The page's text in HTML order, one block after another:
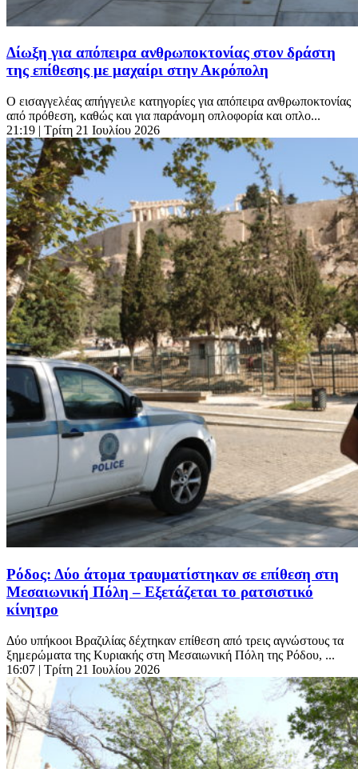
Δίωξη για απόπειρα ανθρωποκτονίας στον δράστη
της επίθεσης με μαχαίρι στην Ακρόπολη
Ο εισαγγελέας απήγγειλε κατηγορίες για απόπειρα ανθρωποκτονίας
από πρόθεση, καθώς και για παράνομη οπλοφορία και οπλο...
21:19 | Τρίτη 21 Ιουλίου 2026
Ρόδος: Δύο άτομα τραυματίστηκαν σε επίθεση στη
Μεσαιωνική Πόλη – Εξετάζεται το ρατσιστικό
κίνητρο
Δύο υπήκοοι Βραζιλίας δέχτηκαν επίθεση από τρεις αγνώστους τα
ξημερώματα της Κυριακής στη Μεσαιωνική Πόλη της Ρόδου, ...
16:07 | Τρίτη 21 Ιουλίου 2026